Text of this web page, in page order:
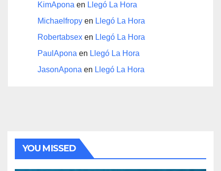
KimApona en Llegó La Hora
Michaelfropy en Llegó La Hora
Robertabsex en Llegó La Hora
PaulApona en Llegó La Hora
JasonApona en Llegó La Hora
YOU MISSED